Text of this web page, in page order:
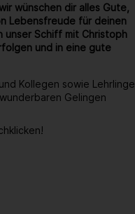
wünschen dir alles Gute,
Lebensfreude für deinen
unser Schiff mit Christoph
und in eine gute
Kollegen sowie
Gelingen